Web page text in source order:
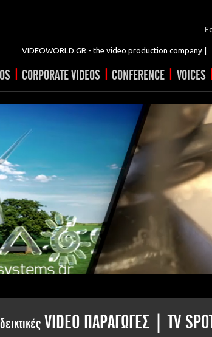
VIDEOWORLD.GR - the video production company |
| CORPORATE VIDEOS | CONFERENCE | VOICES
VIDEO ΠΑΡΑΓΩΓΕΣ | TV